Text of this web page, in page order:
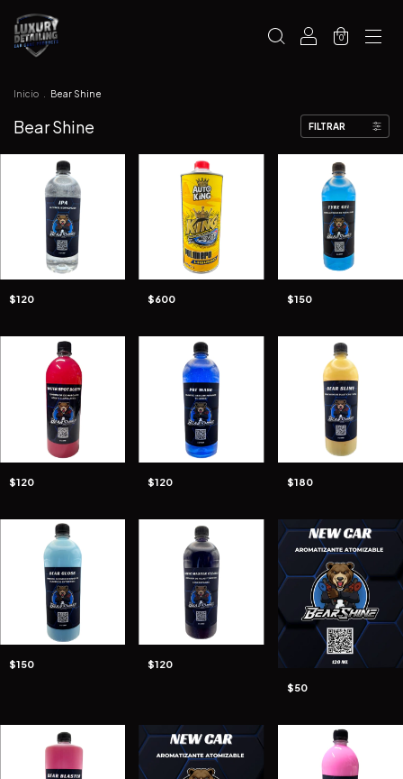
0
Inicio Bear Shine
Bear Shine FILTRAR
$120 $600 $150
$120 $120 $180
$150 $120
$50